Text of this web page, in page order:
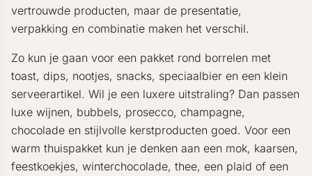
vertrouwde producten, maar de presentatie,
verpakking en combinatie maken het verschil.
Zo kun je gaan voor een pakket rond borrelen met
toast, dips, nootjes, snacks, speciaalbier en een klein
serveerartikel. Wil je een luxere uitstraling? Dan passen
luxe wijnen, bubbels, prosecco, champagne,
chocolade en stijlvolle kerstproducten goed. Voor een
warm thuispakket kun je denken aan een mok, kaarsen,
feestkoekjes, winterchocolade, thee, een plaid of een